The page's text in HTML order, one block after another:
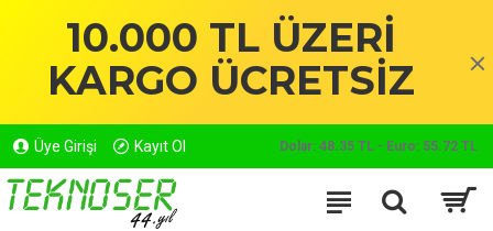
10.000 TL ÜZERİ
KARGO ÜCRETSİZ
Üye Girişi Kayıt Ol Dolar: 48.35 TL - Euro: 55.72 TL